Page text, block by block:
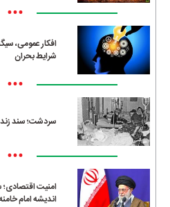
•••
افکار عمومی،
شرایط بحران
•••
سردشت؛ سند
•••
امنیت اقتصادی؛
اندیشه امام